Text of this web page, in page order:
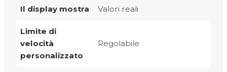
Il display mostra Valori reali
Limite di
velocità
personalizzato
Regolabile